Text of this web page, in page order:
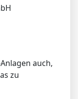
auch,
zu